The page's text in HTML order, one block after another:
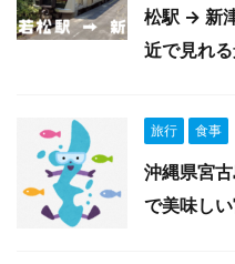
松駅 → 新
近で見れ
旅行 食事
沖縄県宮
で美味し